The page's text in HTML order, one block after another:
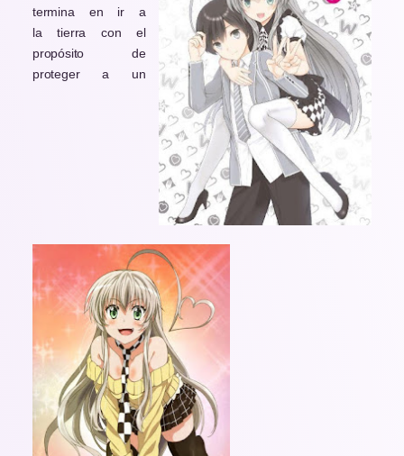
termina en ir a
la tierra con el
propósito de
proteger a un